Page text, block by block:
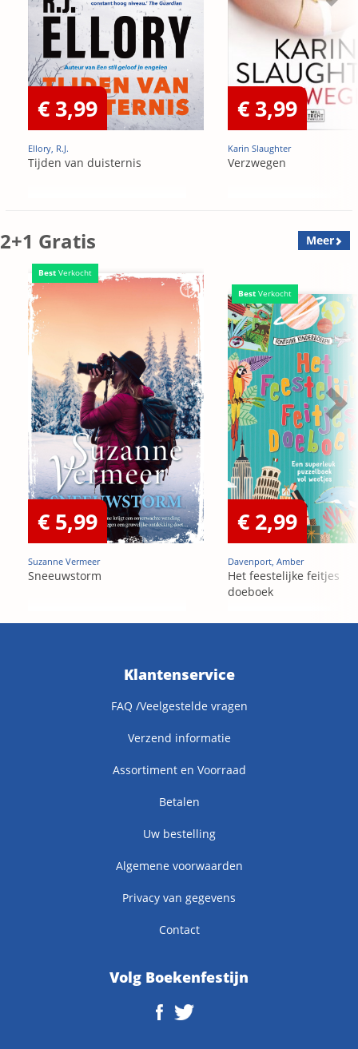
€ 3,99
Ellory, R.J.
Tijden van duisternis
€ 3,99
Karin Slaughter
Verzwegen
2+1 Gratis Meer
Best Verkocht
€ 5,99
Suzanne Vermeer
Sneeuwstorm
Best Verkocht
€ 2,99
Davenport, Amber
Het feestelijke feitjes
doeboek
Klantenservice
FAQ /Veelgestelde vragen
Verzend informatie
Assortiment en Voorraad
Betalen
Uw bestelling
Algemene voorwaarden
Privacy van gegevens
Contact
Volg Boekenfestijn